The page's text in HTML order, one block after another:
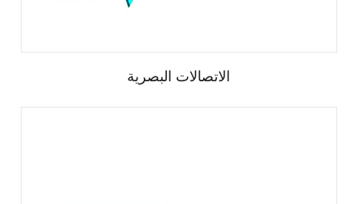
الاتصالات البصرية